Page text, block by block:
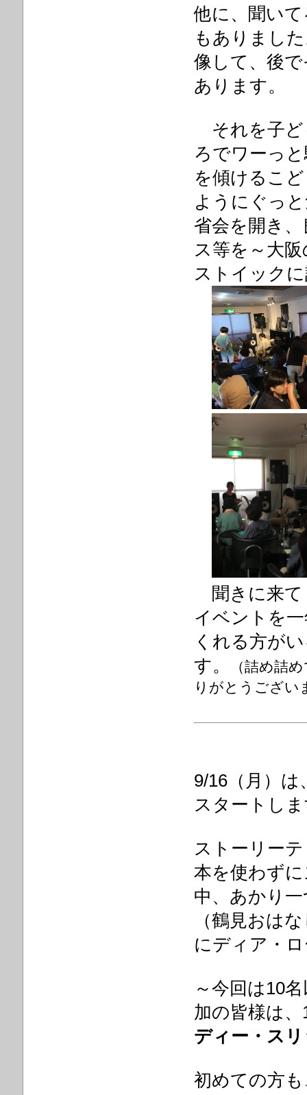
他に、聞い
もありまし
像して、後
あります。
それを子ど
ろでワーっ
を傾けるこ
ようにぐっ
省会を開き
ス等を～大
ストイック
聞きに来て
イベントを
くれる方が
す。
（詰め詰
りがとうござい
9/16（月）
スタートし
ストーリー
本を使わず
中、あかり
（鶴見おは
にディア・
～今回は10
加の皆様は
ディー・ス
初めての方